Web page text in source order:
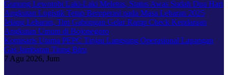
Gunung Lewotobi Laki-Laki Meletus, Status Awas Sudah Dua Hari
Angkutan Logistik Tetap Beroperasi pada Masa Lebaran 2025
Jelang Lebaran, Tim Gabungan Gelar Ramp Check Kendaraan
Angkutan Umum di Bojonegoro
Komisaris Utama PEPC Tinjau Langsung Operasional Lapangan
Gas Jambaran Tiung Biru
7 Agu 2026, Jum